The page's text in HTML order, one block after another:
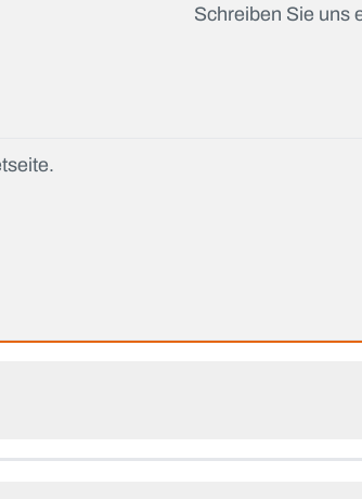
Schreiben Sie uns